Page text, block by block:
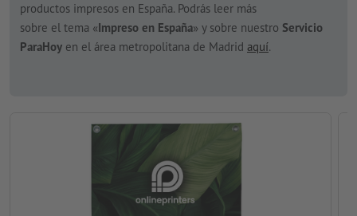
productos impresos en España. Podrás leer más
sobre el tema «Impreso en España» y sobre nuestro Servicio
ParaHoy en el área metropolitana de Madrid aquí.